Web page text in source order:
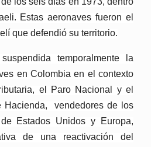
Estas aeronaves fueron el
que defendió su territorio.
temporalmente la
en Colombia en el contexto
el Paro Nacional y el
Hacienda, vendedores de los
Estados Unidos y Europa,
de una reactivación del